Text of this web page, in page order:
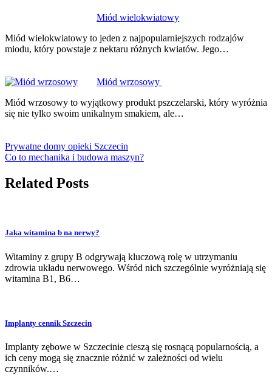
Miód wielokwiatowy
Miód wielokwiatowy to jeden z najpopularniejszych rodzajów
miodu, który powstaje z nektaru różnych kwiatów. Jego…
Miód wrzosowy
Miód wrzosowy to wyjątkowy produkt pszczelarski, który wyróżnia
się nie tylko swoim unikalnym smakiem, ale…
Prywatne domy opieki Szczecin
Co to mechanika i budowa maszyn?
Related Posts
Jaka witamina b na nerwy?
Witaminy z grupy B odgrywają kluczową rolę w utrzymaniu
zdrowia układu nerwowego. Wśród nich szczególnie wyróżniają się
witamina B1, B6…
Implanty cennik Szczecin
Implanty zębowe w Szczecinie cieszą się rosnącą popularnością, a
ich ceny mogą się znacznie różnić w zależności od wielu
czynników.…